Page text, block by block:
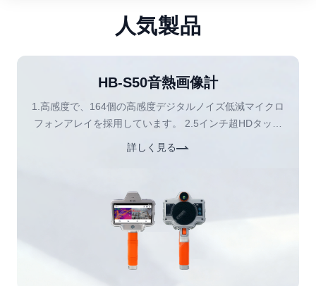
人気製品
HB-S50音熱画像計
1.高感度で、164個の高感度デジタルノイズ低減マイクロ
フォンアレイを採用しています。 2.5インチ超HDタッチ
スクリーンで、音画像と熱画像を同時に表示できます。
数で、局所放電のコア周波数帯域をカバーしています。
5.0.3m～150mの超遠距離位置決め距離で、遠距離でのラ
イン巡視に適しています。 6.PRPD図を備えています。
詳しく見る